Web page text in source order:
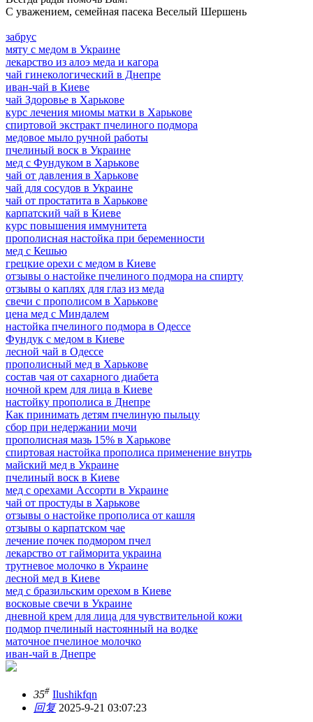
С уважением, семейная пасека Веселый Шершень
забрус
мяту с медом в Украине
лекарство из алоэ меда и кагора
чай гинекологический в Днепре
иван-чай в Киеве
чай Здоровье в Харькове
курс лечения миомы матки в Харькове
спиртовой экстракт пчелиного подмора
медовое мыло ручной работы
пчелиный воск в Украине
мед с Фундуком в Харькове
чай от давления в Харькове
чай для сосудов в Украине
чай от простатита в Харькове
карпатский чай в Киеве
курс повышения иммунитета
прополисная настойка при беременности
мед с Кешью
грецкие орехи с медом в Киеве
отзывы о настойке пчелиного подмора на спирту
отзывы о каплях для глаз из меда
свечи с прополисом в Харькове
цена мед с Миндалем
настойка пчелиного подмора в Одессе
Фундук с медом в Киеве
лесной чай в Одессе
прополисный мед в Харькове
состав чая от сахарного диабета
ночной крем для лица в Киеве
настойку прополиса в Днепре
Как принимать детям пчелиную пыльцу
сбор при недержании мочи
прополисная мазь 15% в Харькове
спиртовая настойка прополиса применение внутрь
майский мед в Украине
пчелиный воск в Киеве
мед с орехами Ассорти в Украине
чай от простуды в Харькове
отзывы о настойке прополиса от кашля
отзывы о карпатском чае
лечение почек подмором пчел
лекарство от гайморита украина
трутневое молочко в Украине
лесной мед в Киеве
мед с бразильским орехом в Киеве
восковые свечи в Украине
дневной крем для лица для чувствительной кожи
подмор пчелиный настоянный на водке
маточное пчелиное молочко
иван-чай в Днепре
35# Ilushikfqn
回复2025-9-21 03:07:23